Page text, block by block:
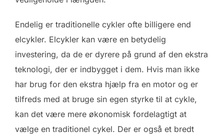
Endelig er traditionelle cykler ofte billigere end
elcykler. Elcykler kan være en betydelig
investering, da de er dyrere på grund af den ekstra
teknologi, der er indbygget i dem. Hvis man ikke
har brug for den ekstra hjælp fra en motor og er
tilfreds med at bruge sin egen styrke til at cykle,
kan det være mere økonomisk fordelagtigt at
vælge en traditionel cykel. Der er også et bredt